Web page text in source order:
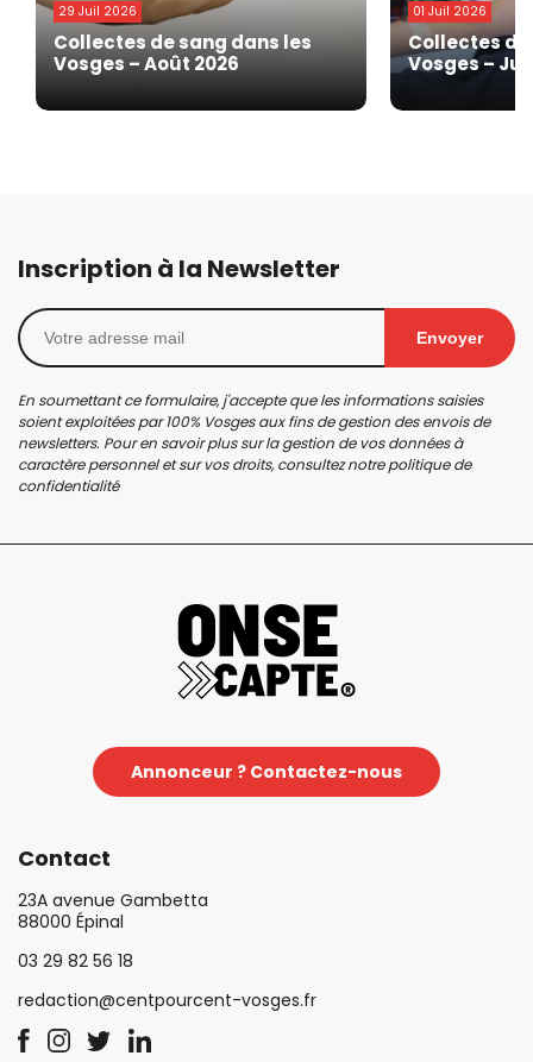
29 Juil 2026
Collectes de sang dans les
Vosges – Août 2026
01 Juil 2026
Collectes
Vosges –
Inscription à la Newsletter
Envoyer
En soumettant ce formulaire, j'accepte que les informations saisies
soient exploitées par 100% Vosges aux fins de gestion des envois de
newsletters. Pour en savoir plus sur la gestion de vos données à
caractère personnel et sur vos droits, consultez notrepolitique de
confidentialité
Annonceur ? Contactez-nous
Contact
23A avenue Gambetta
88000 Épinal
03 29 82 56 18
redaction@centpourcent-vosges.fr